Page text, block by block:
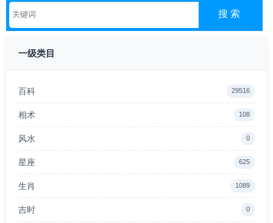
一级类目
百科 29516
相术 108
风水 0
星座 625
生肖 1089
吉时 0